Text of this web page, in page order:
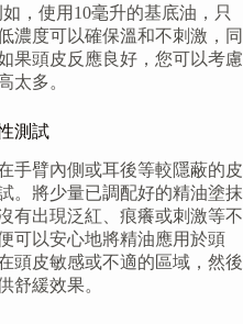
，使用10毫升的基底油，只
濃度可以確保溫和不刺激，同
果頭皮反應良好，您可以考慮
太多。
測試
手臂內側或耳後等較隱蔽的皮
。將少量已調配好的精油塗抹
有出現泛紅、痕癢或刺激等不
可以安心地將精油應用於頭
頭皮敏感或不適的區域，然後
舒緩效果。